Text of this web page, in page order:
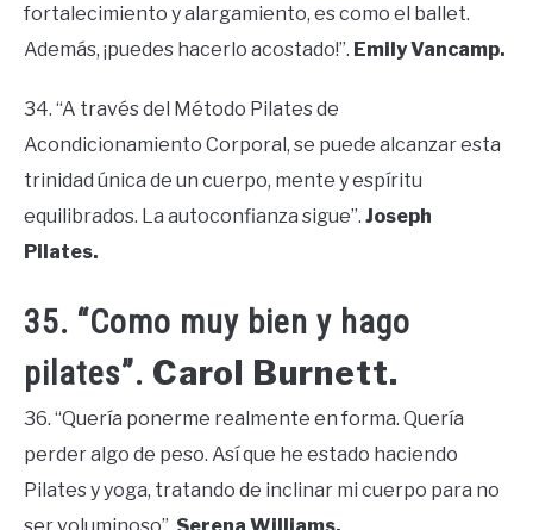
fortalecimiento y alargamiento, es como el ballet.
Además, ¡puedes hacerlo acostado!”. Emily Vancamp.
34. “A través del Método Pilates de
Acondicionamiento Corporal, se puede alcanzar esta
trinidad única de un cuerpo, mente y espíritu
equilibrados. La autoconfianza sigue”. Joseph
Pilates.
35. “Como muy bien y hago
pilates”. Carol Burnett.
36. “Quería ponerme realmente en forma. Quería
perder algo de peso. Así que he estado haciendo
Pilates y yoga, tratando de inclinar mi cuerpo para no